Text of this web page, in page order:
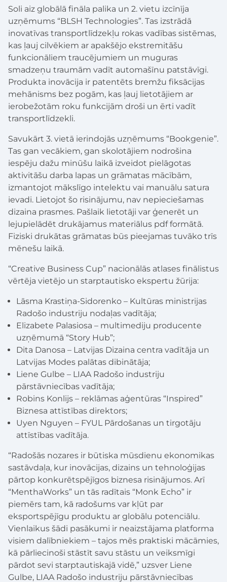
Soli aiz globālā fināla palika un 2. vietu izcīnīja
uzņēmums “BLSH Technologies”. Tas izstrādā
inovatīvas transportlīdzekļu rokas vadības sistēmas,
kas ļauj cilvēkiem ar apakšējo ekstremitāšu
funkcionāliem traucējumiem un muguras
smadzeņu traumām vadīt automašīnu patstāvīgi.
Produkta inovācija ir patentēts bremžu fiksācijas
mehānisms bez pogām, kas ļauj lietotājiem ar
ierobežotām roku funkcijām droši un ērti vadīt
transportlīdzekli.
Savukārt 3. vietā ierindojās uzņēmums “Bookgenie”.
Tas gan vecākiem, gan skolotājiem nodrošina
iespēju dažu minūšu laikā izveidot pielāgotas
aktivitāšu darba lapas un grāmatas mācībām,
izmantojot mākslīgo intelektu vai manuālu satura
ievadi. Lietojot šo risinājumu, nav nepieciešamas
dizaina prasmes. Pašlaik lietotāji var ģenerēt un
lejupielādēt drukājamus materiālus pdf formātā.
Fiziski drukātas grāmatas būs pieejamas tuvāko trīs
mēnešu laikā.
“Creative Business Cup” nacionālās atlases finālistus
vērtēja vietējo un starptautisko ekspertu žūrija:
Lāsma Krastiņa-Sidorenko – Kultūras ministrijas
Radošo industriju nodaļas vadītāja;
Elizabete Palasiosa – multimediju producente
uzņēmumā “Story Hub”;
Dita Danosa – Latvijas Dizaina centra vadītāja un
Latvijas Modes palātas dibinātāja;
Liene Gulbe – LIAA Radošo industriju
pārstāvniecības vadītāja;
Robins Konlijs – reklāmas aģentūras “Inspired”
Biznesa attīstības direktors;
Uyen Nguyen – FYUL Pārdošanas un tirgotāju
attīstības vadītāja.
“Radošās nozares ir būtiska mūsdienu ekonomikas
sastāvdaļa, kur inovācijas, dizains un tehnoloģijas
pārtop konkurētspējīgos biznesa risinājumos. Arī
“MenthaWorks” un tās radītais “Monk Echo” ir
piemērs tam, kā radošums var kļūt par
eksportspējīgu produktu ar globālu potenciālu.
Vienlaikus šādi pasākumi ir neaizstājama platforma
visiem dalībniekiem – tajos mēs praktiski mācāmies,
kā pārliecinoši stāstīt savu stāstu un veiksmīgi
pārdot sevi starptautiskajā vidē,” uzsver Liene
Gulbe, LIAA Radošo industriju pārstāvniecības